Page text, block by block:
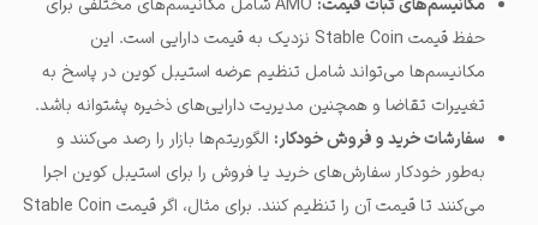
مکانیسم‌های ثبات قیمت:
AMO شامل مکانیسم‌های مختلفی برای
حفظ قیمت Stable Coin نزدیک به قیمت دارایی است. این
مکانیسم‌ها می‌تواند شامل تنظیم عرضه استیبل کوین در پاسخ به
تغییرات تقاضا و همچنین مدیریت دارایی‌های ذخیره پشتوانه باشد.
سفارشات خرید و فروش خودکار: الگوریتم‌ها بازار را رصد می‌کنند و
به‌طور خودکار سفارش‌های خرید یا فروش را برای استیبل کوین اجرا
می‌کنند تا قیمت آن را تنظیم کنند. برای مثال، اگر قیمت Stable Coin